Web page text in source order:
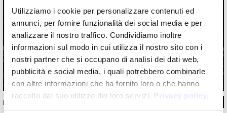
Utilizziamo i cookie per personalizzare contenuti ed
annunci, per fornire funzionalità dei social media e per
analizzare il nostro traffico. Condividiamo inoltre
informazioni sul modo in cui utilizza il nostro sito con i
nostri partner che si occupano di analisi dei dati web,
pubblicità e social media, i quali potrebbero combinarle
con altre informazioni che ha fornito loro o che hanno
raccolto dal suo utilizzo dei loro servizi. Privacy policy.
INKCSNF1902